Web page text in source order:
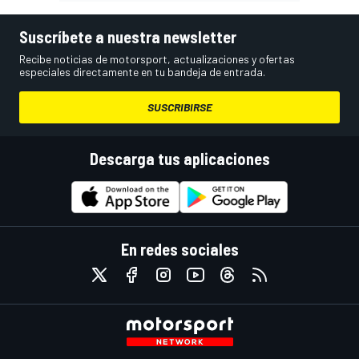
Suscríbete a nuestra newsletter
Recibe noticias de motorsport, actualizaciones y ofertas
especiales directamente en tu bandeja de entrada.
SUSCRIBIRSE
Descarga tus aplicaciones
En redes sociales